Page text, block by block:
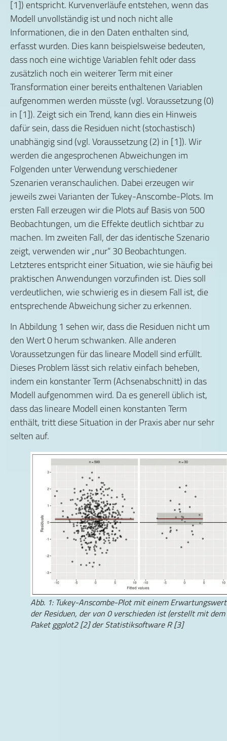
[1]) entspricht. Kurvenverläufe entstehen, wenn das
Modell unvollständig ist und noch nicht alle
Informationen, die in den Daten enthalten sind,
erfasst wurden. Dies kann beispielsweise bedeuten,
dass noch eine wichtige Variablen fehlt oder dass
zusätzlich noch ein weiterer Term mit einer
Transformation einer bereits enthaltenen Variablen
aufgenommen werden müsste (vgl. Voraussetzung (0)
in [1]). Zeigt sich ein Trend, kann dies ein Hinweis
dafür sein, dass die Residuen nicht (stochastisch)
unabhängig sind (vgl. Voraussetzung (2) in [1]). Wir
werden die angesprochenen Abweichungen im
Folgenden unter Verwendung verschiedener
Szenarien veranschaulichen. Dabei erzeugen wir
jeweils zwei Varianten der Tukey-Anscombe-Plots. Im
ersten Fall erzeugen wir die Plots auf Basis von 500
Beobachtungen, um die Effekte deutlich sichtbar zu
machen. Im zweiten Fall, der das identische Szenario
zeigt, verwenden wir „nur“ 30 Beobachtungen.
Letzteres entspricht einer Situation, wie sie häufig bei
praktischen Anwendungen vorzufinden ist. Dies soll
verdeutlichen, wie schwierig es in diesem Fall ist, die
entsprechende Abweichung sicher zu erkennen.
In Abbildung 1 sehen wir, dass die Residuen nicht um
den Wert 0 herum schwanken. Alle anderen
Voraussetzungen für das lineare Modell sind erfüllt.
Dieses Problem lässt sich relativ einfach beheben,
indem ein konstanter Term (Achsenabschnitt) in das
Modell aufgenommen wird. Da es generell üblich ist,
dass das lineare Modell einen konstanten Term
enthält, tritt diese Situation in der Praxis aber nur sehr
selten auf.
Abb. 1: Tukey-Anscombe-Plot mit einem Erwartungswert
der Residuen, der von 0 verschieden ist (erstellt mit dem
Paket ggplot2 [2] der Statistiksoftware R [3]